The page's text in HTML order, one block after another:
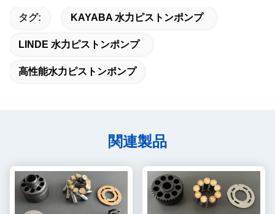
タグ: KAYABA 水力ピストンポンプ
LINDE 水力ピストンポンプ
高性能水力ピストンポンプ
関連製品